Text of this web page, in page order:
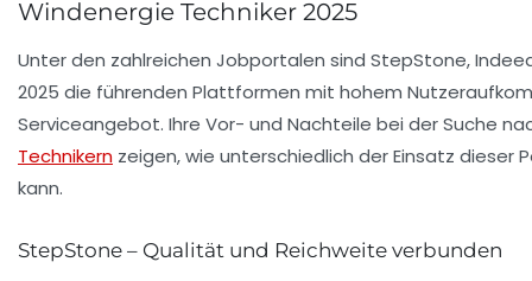
Windenergie Techniker 2025
Unter den zahlreichen Jobportalen sind StepStone,
2025 die führenden Plattformen mit hohem
Serviceangebot. Ihre Vor- und Nachteile bei der Suche
Technikern zeigen, wie unterschiedlich der Einsatz dieser
kann.
StepStone – Qualität und Reichweite verbunden